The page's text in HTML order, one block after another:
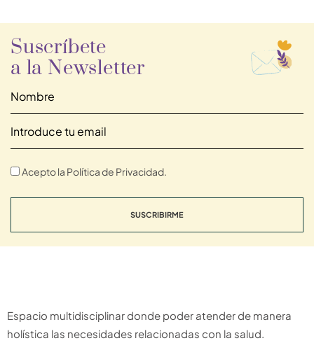
Suscríbete
a la Newsletter
Acepto la Política de Privacidad.
SUSCRIBIRME
Espacio multidisciplinar donde poder atender de manera
holística las necesidades relacionadas con la salud.